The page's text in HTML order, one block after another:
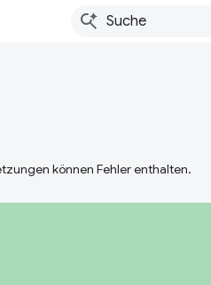
können Fehler enthalten.